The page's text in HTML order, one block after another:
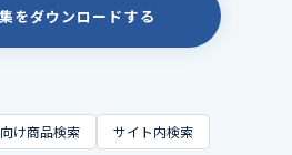
をダウンロードする
け商品検索 サイト内検索